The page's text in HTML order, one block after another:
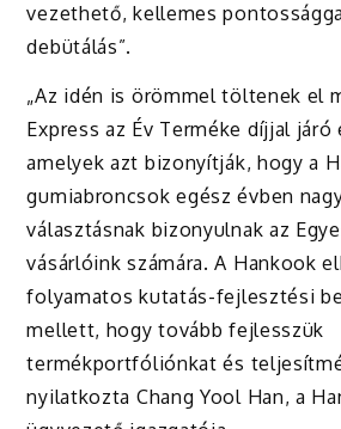
vezethető, kellemes
debütálás”.
„Az idén is örömmel töltenek el
Express az Év Terméke díjjal járó
amelyek azt bizonyítják, hogy a
gumiabroncsok egész évben
választásnak bizonyulnak az
vásárlóink számára. A Hankook
folyamatos kutatás-fejlesztési
mellett, hogy tovább fejlesszük
termékportfóliónkat és
nyilatkozta Chang Yool Han, a